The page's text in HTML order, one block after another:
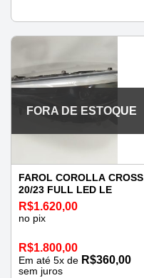
FORA DE ESTOQUE
FAROL COROLLA CROSS
20/23 FULL LED LE
R$1.620,00
no pix
R$1.800,00
Em até 5x de R$360,00
sem juros